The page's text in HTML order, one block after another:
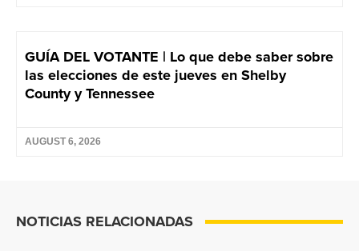
GUÍA DEL VOTANTE | Lo que debe saber sobre
las elecciones de este jueves en Shelby
County y Tennessee
AUGUST 6, 2026
NOTICIAS RELACIONADAS